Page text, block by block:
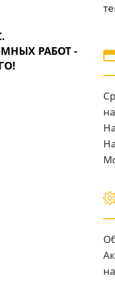
РАБОТ -